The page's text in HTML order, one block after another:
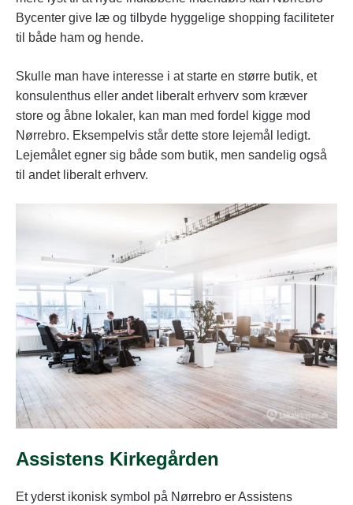
Bycenter give læ og tilbyde hyggelige shopping faciliteter
til både ham og hende.
Skulle man have interesse i at starte en større butik, et
konsulenthus eller andet liberalt erhverv som kræver
store og åbne lokaler, kan man med fordel kigge mod
Nørrebro. Eksempelvis står dette store lejemål ledigt.
Lejemålet egner sig både som butik, men sandelig også
til andet liberalt erhverv.
Assistens Kirkegården
Et yderst ikonisk symbol på Nørrebro er Assistens